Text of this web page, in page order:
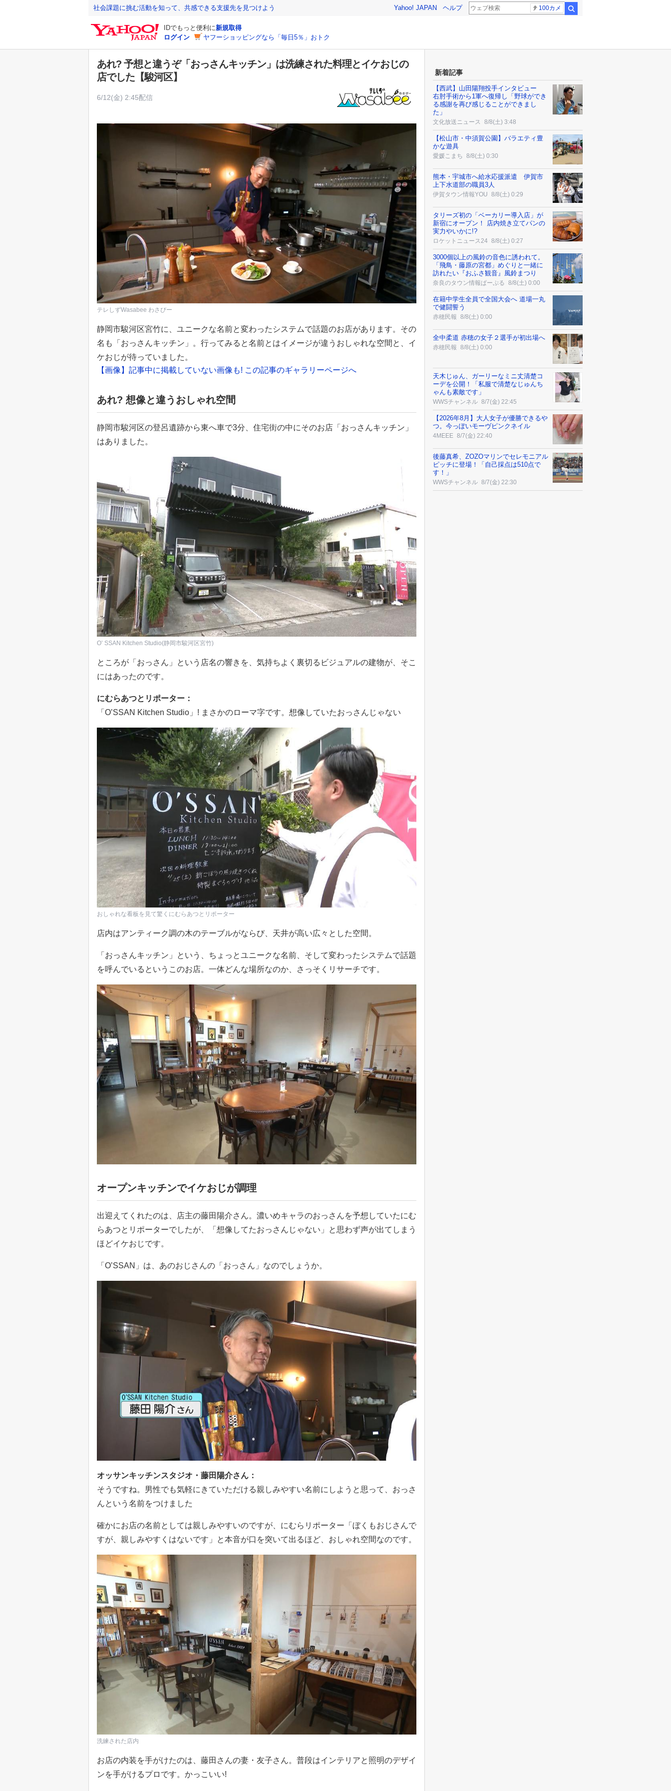
社会課題に挑む活動を知って、共感できる支援先を見つけよう Yahoo! JAPAN ヘルプ 100カメ
IDでもっと便利に新規取得
ログイン
ヤフーショッピングなら「毎日5％」おトク
あれ? 予想と違うぞ「おっさんキッチン」は洗練された料理とイケおじの
店でした【駿河区】
6/12(金) 2:45配信
テレしずWasabee わさびー
静岡市駿河区宮竹に、ユニークな名前と変わったシステムで話題のお店があります。その
名も「おっさんキッチン」。行ってみると名前とはイメージが違うおしゃれな空間と、イ
ケおじが待っていました。
【画像】記事中に掲載していない画像も! この記事のギャラリーページへ
あれ? 想像と違うおしゃれ空間
静岡市駿河区の登呂遺跡から東へ車で3分、住宅街の中にそのお店「おっさんキッチン」
はありました。
O’ SSAN Kitchen Studio(静岡市駿河区宮竹)
ところが「おっさん」という店名の響きを、気持ちよく裏切るビジュアルの建物が、そこ
にはあったのです。
にむらあつとリポーター：
「O’SSAN Kitchen Studio」! まさかのローマ字です。想像していたおっさんじゃない
おしゃれな看板を見て驚くにむらあつとリポーター
店内はアンティーク調の木のテーブルがならび、天井が高い広々とした空間。
「おっさんキッチン」という、ちょっとユニークな名前、そして変わったシステムで話題
を呼んでいるというこのお店。一体どんな場所なのか、さっそくリサーチです。
オープンキッチンでイケおじが調理
出迎えてくれたのは、店主の藤田陽介さん。濃いめキャラのおっさんを予想していたにむ
らあつとリポーターでしたが、「想像してたおっさんじゃない」と思わず声が出てしまう
ほどイケおじです。
「O’SSAN」は、あのおじさんの「おっさん」なのでしょうか。
オッサンキッチンスタジオ・藤田陽介さん：
そうですね。男性でも気軽にきていただける親しみやすい名前にしようと思って、おっさ
んという名前をつけました
確かにお店の名前としては親しみやすいのですが、にむらリポーター「ぼくもおじさんで
すが、親しみやすくはないです」と本音が口を突いて出るほど、おしゃれ空間なのです。
洗練された店内
お店の内装を手がけたのは、藤田さんの妻・友子さん。普段はインテリアと照明のデザイ
ンを手がけるプロです。かっこいい!
新着記事
【西武】山田陽翔投手インタビュー
右肘手術から1軍へ復帰し「野球ができ
る感謝を再び感じることができまし
た」
文化放送ニュース 8/8(土) 3:48
【松山市・中須賀公園】バラエティ豊
かな遊具
愛媛こまち 8/8(土) 0:30
熊本・宇城市へ給水応援派遣 伊賀市
上下水道部の職員3人
伊賀タウン情報YOU 8/8(土) 0:29
タリーズ初の「ベーカリー導入店」が
新宿にオープン！ 店内焼き立てパンの
実力やいかに!?
ロケットニュース24 8/8(土) 0:27
3000個以上の風鈴の音色に誘われて。
「飛鳥・藤原の宮都」めぐりと一緒に
訪れたい『おふさ観音』風鈴まつり
奈良のタウン情報ぱーぷる 8/8(土) 0:00
在籍中学生全員で全国大会へ 道場一丸
で健闘誓う
赤穂民報 8/8(土) 0:00
全中柔道 赤穂の女子２選手が初出場へ
赤穂民報 8/8(土) 0:00
天木じゅん、ガーリーなミニ丈清楚コ
ーデを公開！「私服で清楚なじゅんち
ゃんも素敵です」
WWSチャンネル 8/7(金) 22:45
【2026年8月】大人女子が優勝できるや
つ。今っぽいモーヴピンクネイル
4MEEE 8/7(金) 22:40
後藤真希、ZOZOマリンでセレモニアル
ピッチに登場！「自己採点は510点で
す！」
WWSチャンネル 8/7(金) 22:30